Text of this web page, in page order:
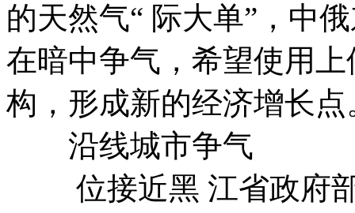
的天然气“ 际大单”，中
在暗中争气，希望使用
构，形成新的经济增长点
沿线城市争气
位接近黑 江省政府部